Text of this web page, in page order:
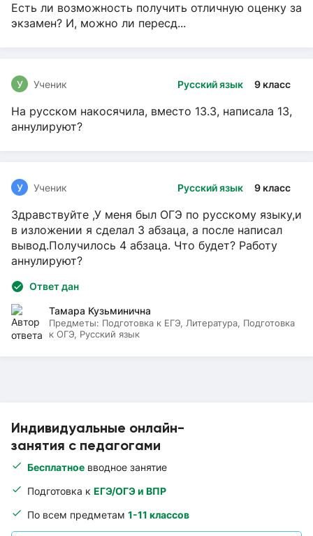
Индивидуальные онлайн-
занятия с педагогами
Бесплатное вводное занятие
Подготовка к ЕГЭ/ОГЭ и ВПР
По всем предметам 1-11 классов
Есть ли возможность получить отличную оценку за
экзамен? И, можно ли пересд...
Русский язык 9 класс
У Ученик
На русском накосячила, вместо 13.3, написала 13,
аннулируют?
Русский язык 9 класс
У Ученик
Здравствуйте ,У меня был ОГЭ по русскому языку,и
в изложении я сделал 3 абзаца, а после написал
вывод.Получилось 4 абзаца. Что будет? Работу
аннулируют?
Ответ дан
Тамара Кузьминична
Предметы: Подготовка к ЕГЭ, Литература, Подготовка
к ОГЭ, Русский язык